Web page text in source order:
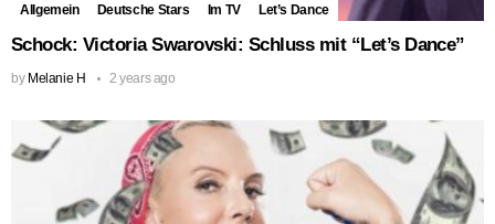
Allgemein Deutsche Stars Im TV Let’s Dance
Schock: Victoria Swarovski: Schluss mit “Let’s Dance”
by Melanie H 2 years ago